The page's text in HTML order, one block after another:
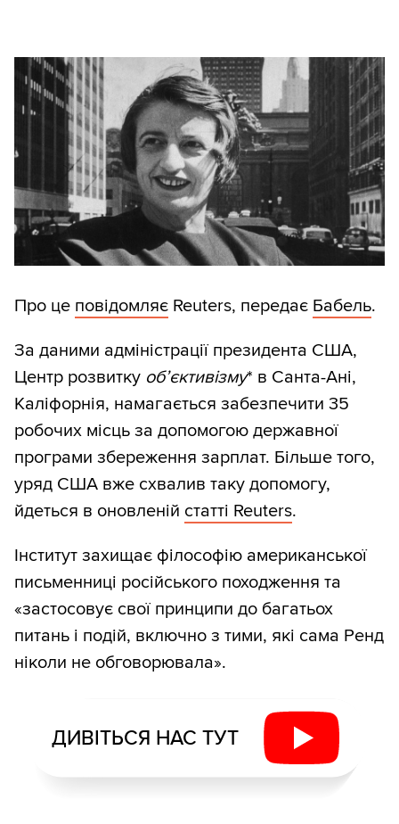
Про це повідомляє Reuters, передає Бабель.
За даними адміністрації президента США,
Центр розвитку об’єктивізму* в Санта-Ані,
Каліфорнія, намагається забезпечити 35
робочих місць за допомогою державної
програми збереження зарплат. Більше того,
уряд США вже схвалив таку допомогу,
йдеться в оновленій статті Reuters.
Інститут захищає філософію американської
письменниці російського походження та
«застосовує свої принципи до багатьох
питань і подій, включно з тими, які сама Ренд
ніколи не обговорювала».
ДИВІТЬСЯ НАС ТУТ